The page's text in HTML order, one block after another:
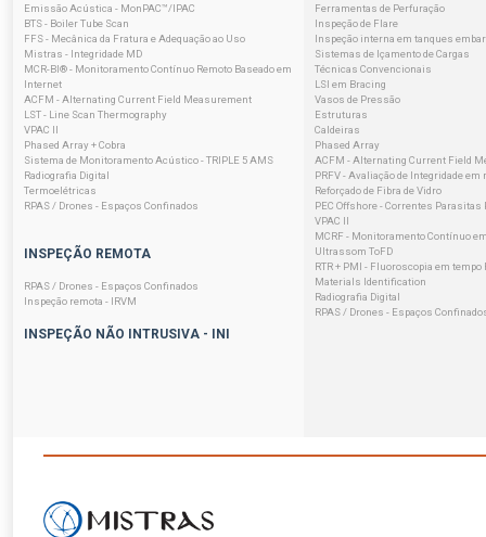
Emissão Acústica - MonPAC™/IPAC
BTS - Boiler Tube Scan
FFS - Mecânica da Fratura e Adequação ao Uso
Mistras - Integridade MD
MCR-BI® - Monitoramento Contínuo Remoto Baseado em
Internet
ACFM - Alternating Current Field Measurement
LST - Line Scan Thermography
VPAC II
Phased Array + Cobra
Sistema de Monitoramento Acústico - TRIPLE 5 AMS
Radiografia Digital
Termoelétricas
RPAS / Drones - Espaços Confinados
INSPEÇÃO REMOTA
RPAS / Drones - Espaços Confinados
Inspeção remota - IRVM
INSPEÇÃO NÃO INTRUSIVA - INI
Ferramentas de Perfuração
Inspeção de Flare
Inspeção interna em tanques
Sistemas de Içamento de Cargas
Técnicas Convencionais
LSI em Bracing
Vasos de Pressão
Estruturas
Caldeiras
Phased Array
ACFM - Alternating Current Field
PRFV - Avaliação de Integridade
Reforçado de Fibra de Vidro
PEC Offshore - Correntes Parasitas
VPAC II
MCRF - Monitoramento Contínuo
Ultrassom ToFD
RTR + PMI - Fluoroscopia em tempo
Materials Identification
Radiografia Digital
RPAS / Drones - Espaços